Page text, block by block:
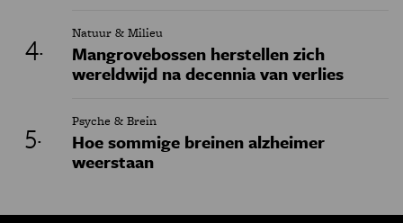
Natuur & Milieu
Mangrovebossen herstellen zich
wereldwijd na decennia van verlies
Psyche & Brein
Hoe sommige breinen alzheimer
weerstaan